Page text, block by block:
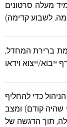
מעלה סרטונים
ברירת המחדל,
כדי להחליף
(כפי שהיה קודם) ומצב
תוך הדגשה של